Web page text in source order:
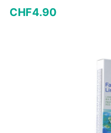
CHF4.90
In